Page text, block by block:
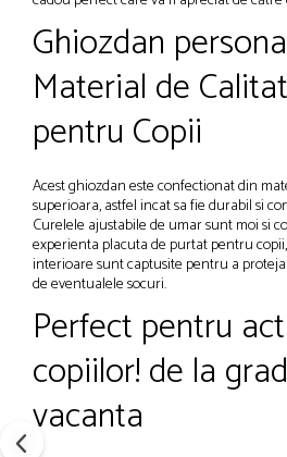
Ghiozdan
Material de
pentru Copii
Acest ghiozdan este confectionat din
superioara, astfel incat sa fie durabil si
Curelele ajustabile de umar sunt moi si
experienta placuta de purtat pentru
interioare sunt captusite pentru a
de eventualele socuri.
Perfect pentru
copiilor! de la
vacanta